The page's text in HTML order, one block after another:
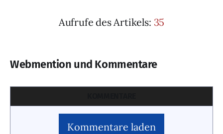
Aufrufe des Artikels: 35
Webmention und Kommentare
Kommentare laden